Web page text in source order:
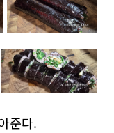
준다.